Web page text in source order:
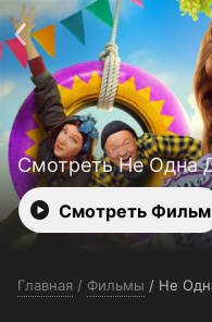
Смотреть Не Одна
Смотреть Фильм
Главная / Фильмы / Не
Поддержка: support@24h.tv
О сервисе
Политика
Открыть приложение
Установить на ТВ